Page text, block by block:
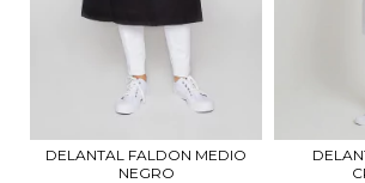
DELANTAL FALDON MEDIO
NEGRO